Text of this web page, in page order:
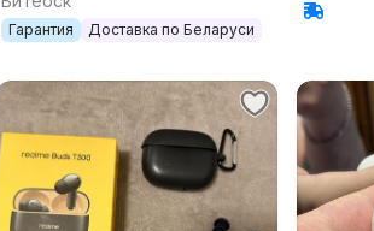
Гарантия Доставка по Беларуси